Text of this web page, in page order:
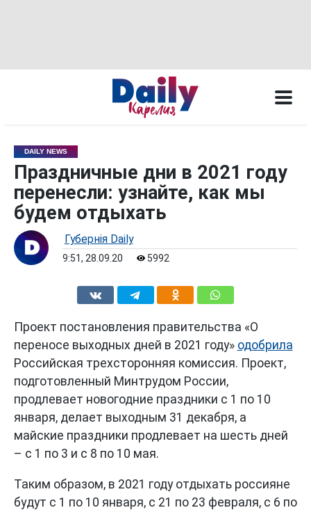
DAILY NEWS
Праздничные дни в 2021 году
перенесли: узнайте, как мы
будем отдыхать
Губернiя Daily
9:51, 28.09.20 5992
Проект постановления правительства «О
переносе выходных дней в 2021 году» одобрила
Российская трехсторонняя комиссия. Проект,
подготовленный Минтрудом России,
продлевает новогодние праздники с 1 по 10
января, делает выходным 31 декабря, а
майские праздники продлевает на шесть дней
– с 1 по 3 и с 8 по 10 мая.
Таким образом, в 2021 году отдыхать россияне
будут с 1 по 10 января, с 21 по 23 февраля, с 6 по